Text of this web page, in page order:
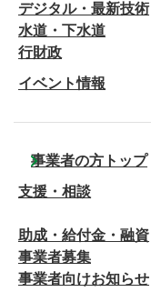
デジタル・最新技術
水道・下水道
行財政
イベント情報
事業者の方トップ
支援・相談
助成・給付金・融資
事業者募集
事業者向けお知らせ